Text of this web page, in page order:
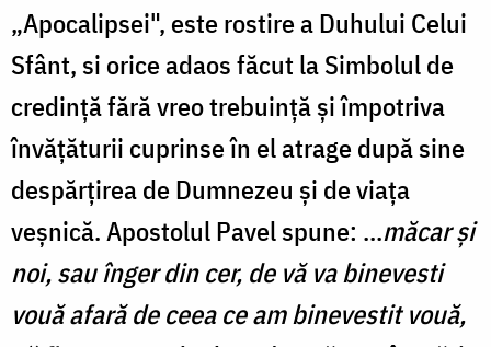
„Apocalipsei", este rostire a Duhului Celui
Sfânt, si orice adaos făcut la Simbolul de
credinţă fără vreo trebuință și împotriva
învăţăturii cuprinse în el atrage după sine
despărţirea de Dumnezeu şi de viaţa
veşnică. Apostolul Pavel spune: ...măcar şi
noi, sau înger din cer, de vă va binevesti
vouă afară de ceea ce am binevestit vouă,